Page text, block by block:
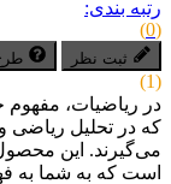
رتبه بندی:
(0)
ثبت نظر
(1)
در ریاضیات،
که در تحلیل ریاضی
می‌گیرند. این
است که به شما به